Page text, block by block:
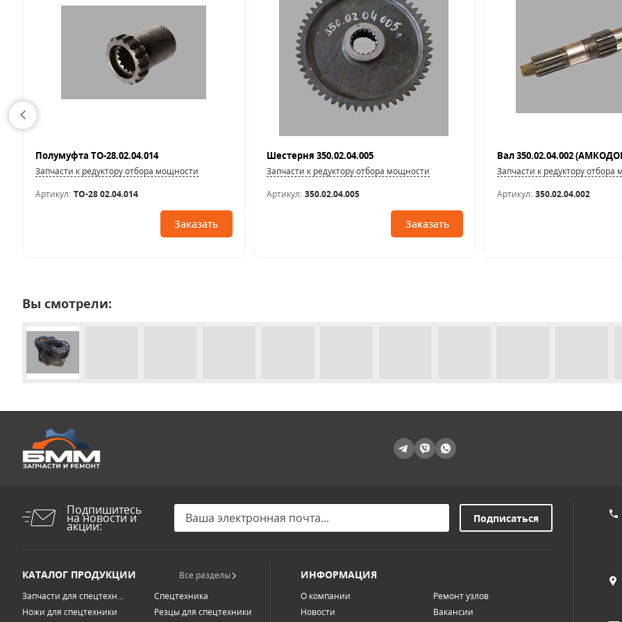
Полумуфта ТО-28.02.04.014
Запчасти к редуктору отбора мощности
Артикул: ТО-28 02.04.014
Заказать
Шестерня 350.02.04.005
Запчасти к редуктору отбора мощности
Артикул: 350.02.04.005
Заказать
Вал 350.02.04.002
Запчасти к редуктору отбора
Артикул: 350.02.04.002
Вы смотрели:
Подпишитесь
на новости и
акции:
КАТАЛОГ ПРОДУКЦИИ
Все разделы
Запчасти для спецтехн...
Спецтехника
Ножи для спецтехники
Резцы для спецтехники
ИНФОРМАЦИЯ
О компании
Ремонт узлов
Новости
Вакансии